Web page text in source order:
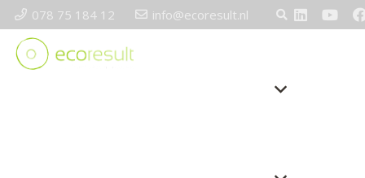
078 75 184 12 info@ecoresult.nl